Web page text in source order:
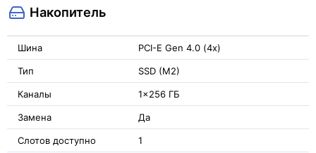
Накопитель
Шина PCI-E Gen 4.0 (4x)
Тип SSD (M2)
Каналы 1x256 ГБ
Замена Да
Слотов доступно 1